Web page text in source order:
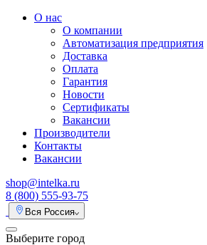
О нас
О компании
Автоматизация предприятия
Доставка
Оплата
Гарантия
Новости
Сертификаты
Вакансии
Производители
Контакты
Вакансии
shop@intelka.ru
8 (800) 555-93-75
Вся Россия
Выберите город